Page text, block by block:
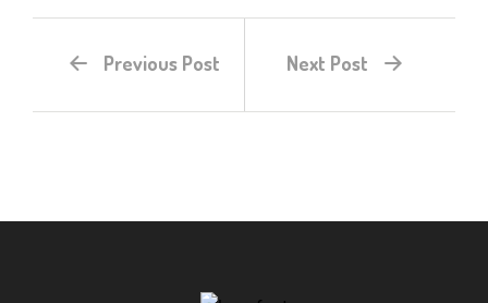
Previous Post Next Post